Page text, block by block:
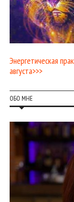
Энергетическая
августа>>>
ОБО МНЕ